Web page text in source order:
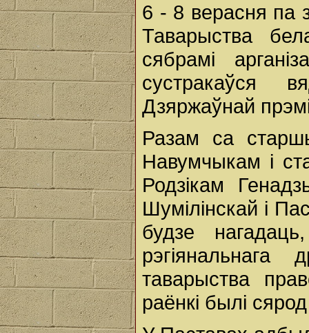
6 - 8 верасня па
Таварыства
сябрамі
сустракаўся
Дзяржаўнай
Разам са
Навумчыкам і
Родзікам
Шумілінскай і
будзе
рэгіянальнага
таварыства
раёнкі былі